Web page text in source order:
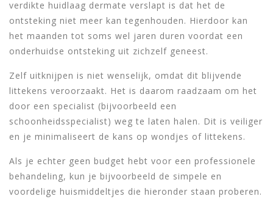
verdikte huidlaag dermate verslapt is dat het de
ontsteking niet meer kan tegenhouden. Hierdoor kan
het maanden tot soms wel jaren duren voordat een
onderhuidse ontsteking uit zichzelf geneest.
Zelf uitknijpen is niet wenselijk, omdat dit blijvende
littekens veroorzaakt. Het is daarom raadzaam om het
door een specialist (bijvoorbeeld een
schoonheidsspecialist) weg te laten halen. Dit is veiliger
en je minimaliseert de kans op wondjes of littekens.
Als je echter geen budget hebt voor een professionele
behandeling, kun je bijvoorbeeld de simpele en
voordelige huismiddeltjes die hieronder staan proberen.